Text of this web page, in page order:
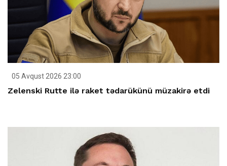
05 Avqust 2026 23:00
Zelenski Rutte ilə raket tədarükünü müzakirə etdi